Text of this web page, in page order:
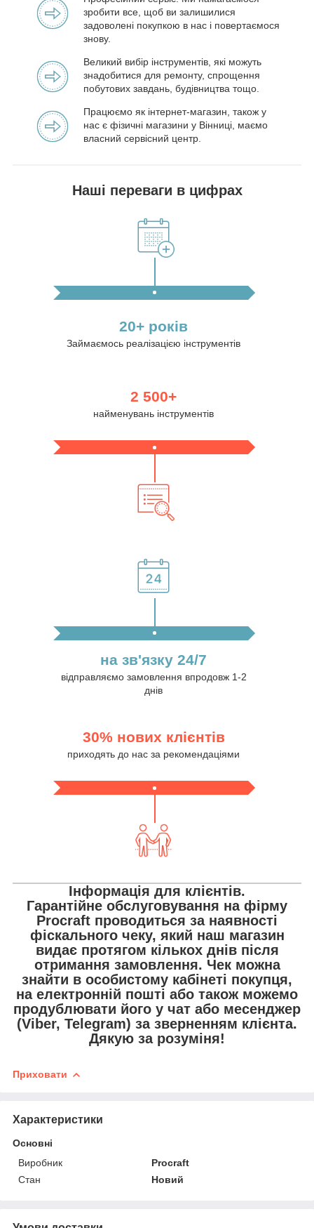
зробити все, щоб ви залишилися
задоволені покупкою в нас і повертаємося
знову.
Великий вибір інструментів, які можуть
знадобитися для ремонту, спрощення
побутових завдань, будівництва тощо.
Працюємо як інтернет-магазин, також у
нас є фізичні магазини у Вінниці, маємо
власний сервісний центр.
Наші переваги в цифрах
20+ років
Займаємось реалізацією інструментів
2 500+
найменувань інструментів
на зв'язку 24/7
відправляємо замовлення впродовж 1-2
днів
30% нових клієнтів
приходять до нас за рекомендаціями
Інформація для клієнтів.
Гарантійне обслуговування на фірму
Procraft проводиться за наявності
фіскального чеку, який наш магазин
видає протягом кількох днів після
отримання замовлення. Чек можна
знайти в особистому кабінеті покупця,
на електронній пошті або також можемо
продублювати його у чат або месенджер
(Viber, Telegram) за зверненням клієнта.
Дякую за розуміня!
Приховати
Характеристики
Основні
Виробник
Procraft
Стан
Новий